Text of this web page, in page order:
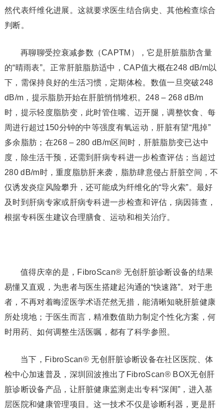
然代表纤维化进展。这就要求医生结合病史、其他检查综合
判断。
再聊聊受控衰减参数（CAPTM），它是肝脏脂肪含量
的“晴雨表”。正常肝脏脂肪适中，CAP值大概在248 dB/m以
下，需保持良好的生活习惯，定期体检。数值一旦突破248
dB/m，提示脂肪开始在肝脏悄悄堆积。248 – 268 dB/m
时，提示轻度脂肪变，此时管住嘴、迈开腿，调整饮食、每
周进行超过150分钟的中等强度有氧运动，肝脏有望“甩掉”
多余脂肪；在268 – 280 dB/m区间时，肝脏脂肪变已达中
度，除生活干预，还需到肝病专科进一步检查评估；当超过
280 dB/m时，重度脂肪肝来袭，脂肪肆意侵占肝脏空间，不
仅诱发炎症风险攀升，还可能成为纤维化的“导火索”。最好
及时到肝病专家或肝病专科进一步检查和评估，病因筛查，
根据专科医生建议合理膳食、运动和相关治疗。
值得庆幸的是，FibroScan® 无创肝脏诊断设备的结果
易懂又直观，为患者与医生搭建起沟通的“快速路”。对于患
者，不再对着晦涩医学术语茫然无措，能清晰知晓肝脏健康
所处境地；于医生而言，精准数值助力制定个性化方案，何
时用药、如何调整生活医嘱，都有了科学参照。
当下，FibroScan® 无创肝脏诊断设备在社区医院、体
检中心加速普及，深圳回波推出了FibroScan® BOX无创肝
脏诊断设备产品，让肝脏健康监测走出专科“深闺”，进入基
层医院和健康管理项目。这一技术不仅是诊断利器，更是肝